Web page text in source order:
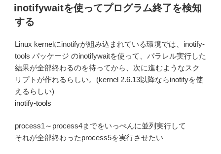
稿
日:
inotifywaitを使ってプログラム終了を検知
する
Linux kernelにinotifyが組み込まれている環境では、inotify-
tools パッケージ のinotifywaitを使って、パラレル実行した
結果が全部終わるのを待ってから、次に進むようなスク
リプトが作れるらしい。(kernel 2.6.13以降ならinotifyを使
えるらしい)
inotify-tools
process1～process4までをいっぺんに並列実行して
それが全部終わったprocess5を実行させたい